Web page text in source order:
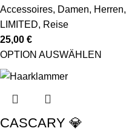
Accessoires, Damen, Herren,
LIMITED, Reise
25,00 €
OPTION AUSWÄHLEN
CASCARY 💎